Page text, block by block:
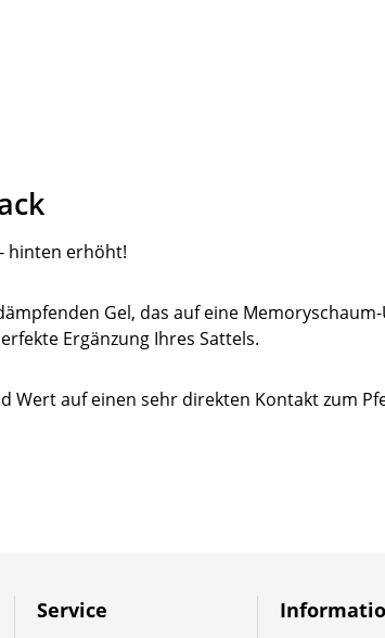
hinten erhöht!
Gel, das auf eine
Ergänzung Ihres Sattels.
Wert auf einen sehr direkten Kontakt zum
Service